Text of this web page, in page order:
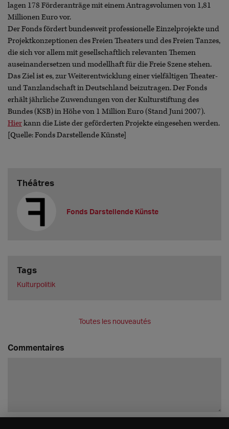
lagen 178 Förderanträge mit einem Antragsvolumen von 1,81
Millionen Euro vor.
Der Fonds fördert bundesweit professionelle Einzelprojekte und
Projektkonzeptionen des Freien Theaters und des Freien Tanzes,
die sich vor allem mit gesellschaftlich relevanten Themen
auseinandersetzen und modellhaft für die Freie Szene stehen.
Das Ziel ist es, zur Weiterentwicklung einer vielfältigen Theater-
und Tanzlandschaft in Deutschland beizutragen. Der Fonds
erhält jährliche Zuwendungen von der Kulturstiftung des
Bundes (KSB) in Höhe von 1 Million Euro (Stand Juni 2007).
Hierkann die Liste der geförderten Projekte eingesehen werden.
[Quelle: Fonds Darstellende Künste]
Théâtres
Fonds Darstellende Künste
Tags
Kulturpolitik
Toutes les nouveautés
Commentaires